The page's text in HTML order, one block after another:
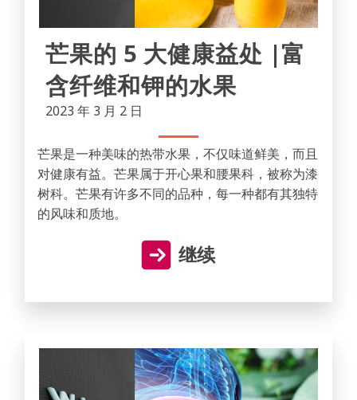
芒果的 5 大健康益处 |富
含纤维和钾的水果
2023 年 3 月 2 日
芒果是一种美味的热带水果，不仅味道鲜美，而且
对健康有益。芒果属于开心果和腰果科，被称为漆
树科。芒果有许多不同的品种，每一种都有其独特
的风味和质地。
继续